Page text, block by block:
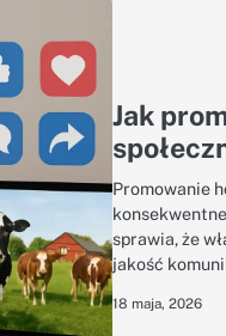
Jak
Promowanie
sprawia, że
jakość
18 maja, 2026